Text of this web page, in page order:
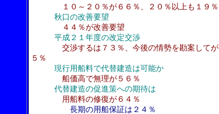
１０～２０％が６６％、２０％以上も１９％
秋口の改善要望
４４％が改善要望
平成２１年度の改定交渉
交渉するは７３％、今後の情勢を勘案して
５％
現行用船料で代替建造は可能か
船価高で無理が５６％
代替建造の促進策への期待は
用船料の修復が６４％
長期の用船保証は２４％